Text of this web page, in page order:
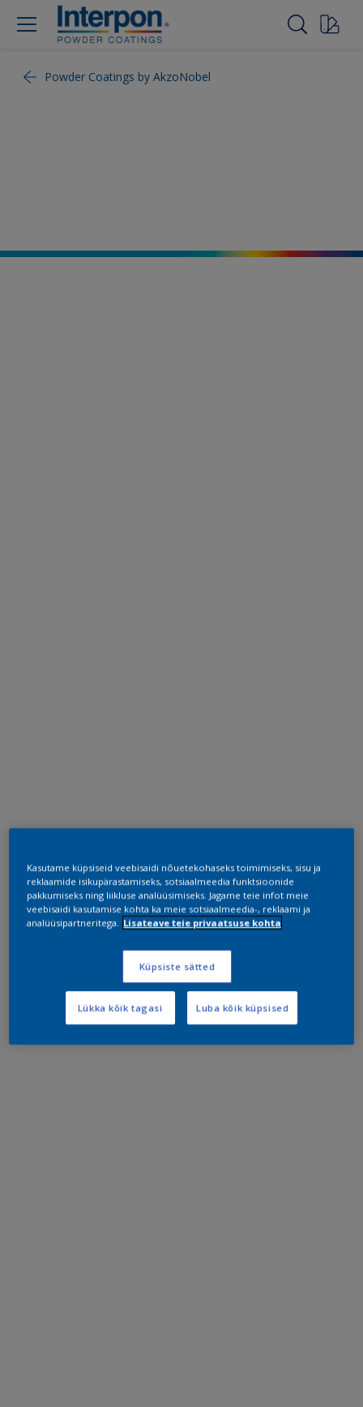
Powder Coatings by AkzoNobel
Kasutame küpsiseid veebisaidi nõuetekohaseks toimimiseks, sisu ja
reklaamide isikupärastamiseks, sotsiaalmeedia funktsioonide
pakkumiseks ning liikluse analüüsimiseks. Jagame teie infot meie
veebisaidi kasutamise kohta ka meie sotsiaalmeedia-, reklaami ja
analüüsipartneritega. Lisateave teie privaatsuse kohta
Küpsiste sätted
Lükka kõik tagasi Luba kõik küpsised